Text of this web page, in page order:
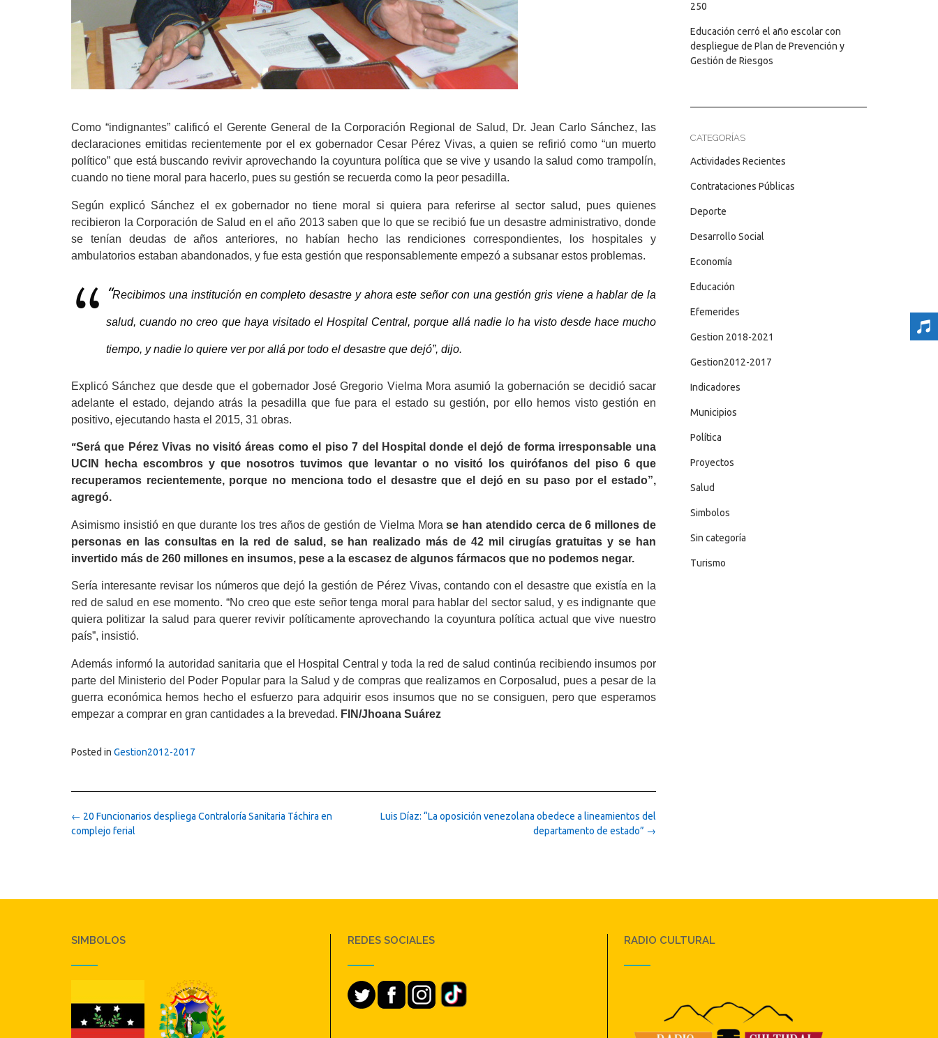
Como “indignantes” calificó el Gerente General de la Corporación Regional de Salud, Dr. Jean Carlo Sánchez, las
declaraciones emitidas recientemente por el ex gobernador Cesar Pérez Vivas, a quien se refirió como “un muerto
político” que está buscando revivir aprovechando la coyuntura política que se vive y usando la salud como trampolín,
cuando no tiene moral para hacerlo, pues su gestión se recuerda como la peor pesadilla.
Según explicó Sánchez el ex gobernador no tiene moral si quiera para referirse al sector salud, pues quienes
recibieron la Corporación de Salud en el año 2013 saben que lo que se recibió fue un desastre administrativo, donde
se tenían deudas de años anteriores, no habían hecho las rendiciones correspondientes, los hospitales y
ambulatorios estaban abandonados, y fue esta gestión que responsablemente empezó a subsanar estos problemas.
“Recibimos una institución en completo desastre y ahora este señor con una gestión gris viene a hablar de la
salud, cuando no creo que haya visitado el Hospital Central, porque allá nadie lo ha visto desde hace mucho
tiempo, y nadie lo quiere ver por allá por todo el desastre que dejó”, dijo.
Explicó Sánchez que desde que el gobernador José Gregorio Vielma Mora asumió la gobernación se decidió sacar
adelante el estado, dejando atrás la pesadilla que fue para el estado su gestión, por ello hemos visto gestión en
positivo, ejecutando hasta el 2015, 31 obras.
“Será que Pérez Vivas no visitó áreas como el piso 7 del Hospital donde el dejó de forma irresponsable una
UCIN hecha escombros y que nosotros tuvimos que levantar o no visitó los quirófanos del piso 6 que
recuperamos recientemente, porque no menciona todo el desastre que el dejó en su paso por el estado”,
agregó.
Asimismo insistió en que durante los tres años de gestión de Vielma Morase han atendido cerca de 6 millones de
personas en las consultas en la red de salud, se han realizado más de 42 mil cirugías gratuitas y se han
invertido más de 260 millones en insumos, pese a la escasez de algunos fármacos que no podemos negar.
Sería interesante revisar los números que dejó la gestión de Pérez Vivas, contando con el desastre que existía en la
red de salud en ese momento. “No creo que este señor tenga moral para hablar del sector salud, y es indignante que
quiera politizar la salud para querer revivir políticamente aprovechando la coyuntura política actual que vive nuestro
país”, insistió.
Además informó la autoridad sanitaria que el Hospital Central y toda la red de salud continúa recibiendo insumos por
parte del Ministerio del Poder Popular para la Salud y de compras que realizamos en Corposalud, pues a pesar de la
guerra económica hemos hecho el esfuerzo para adquirir esos insumos que no se consiguen, pero que esperamos
empezar a comprar en gran cantidades a la brevedad. FIN/Jhoana Suárez
Posted in Gestion2012-2017
Post
navigation
Luis Díaz: “La oposición venezolana obedece a lineamientos del
departamento de estado” →
← 20 Funcionarios despliega Contraloría Sanitaria Táchira en
complejo ferial
250
Educación cerró el año escolar con
despliegue de Plan de Prevención y
Gestión de Riesgos
CATEGORÍAS
Actividades Recientes
Contrataciones Públicas
Deporte
Desarrollo Social
Economía
Educación
Efemerides
Gestion 2018-2021
Gestion2012-2017
Indicadores
Municipios
Política
Proyectos
Salud
Simbolos
Sin categoría
Turismo
SIMBOLOS REDES SOCIALES RADIO CULTURAL